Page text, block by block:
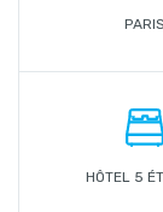
PARIS
HÔTEL 5